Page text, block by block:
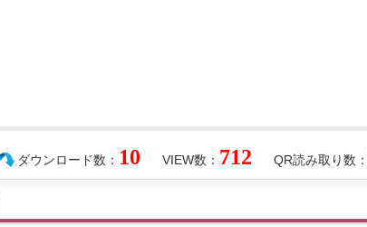
QR読み取り数：
VIEW数： 712
ダウンロード数： 10